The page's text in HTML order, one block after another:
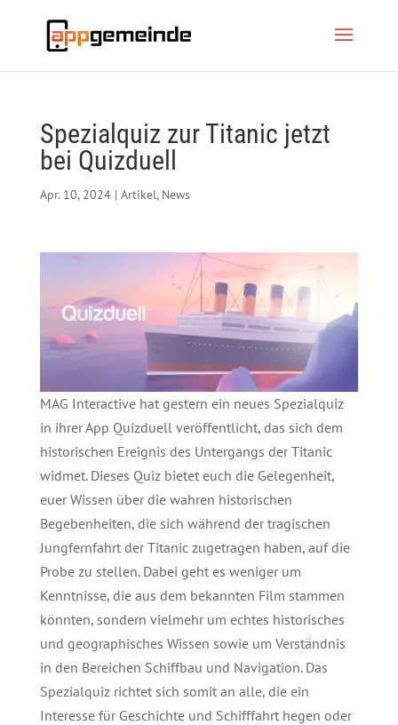
Spezialquiz zur Titanic jetzt
bei Quizduell
Apr. 10, 2024| Artikel, News
MAG Interactive hat gestern ein neues Spezialquiz
in ihrer App Quizduell veröffentlicht, das sich dem
historischen Ereignis des Untergangs der Titanic
widmet. Dieses Quiz bietet euch die Gelegenheit,
euer Wissen über die wahren historischen
Begebenheiten, die sich während der tragischen
Jungfernfahrt der Titanic zugetragen haben, auf die
Probe zu stellen. Dabei geht es weniger um
Kenntnisse, die aus dem bekannten Film stammen
könnten, sondern vielmehr um echtes historisches
und geographisches Wissen sowie um Verständnis
in den Bereichen Schiffbau und Navigation. Das
Spezialquiz richtet sich somit an alle, die ein
Interesse für Geschichte und Schifffahrt hegen oder